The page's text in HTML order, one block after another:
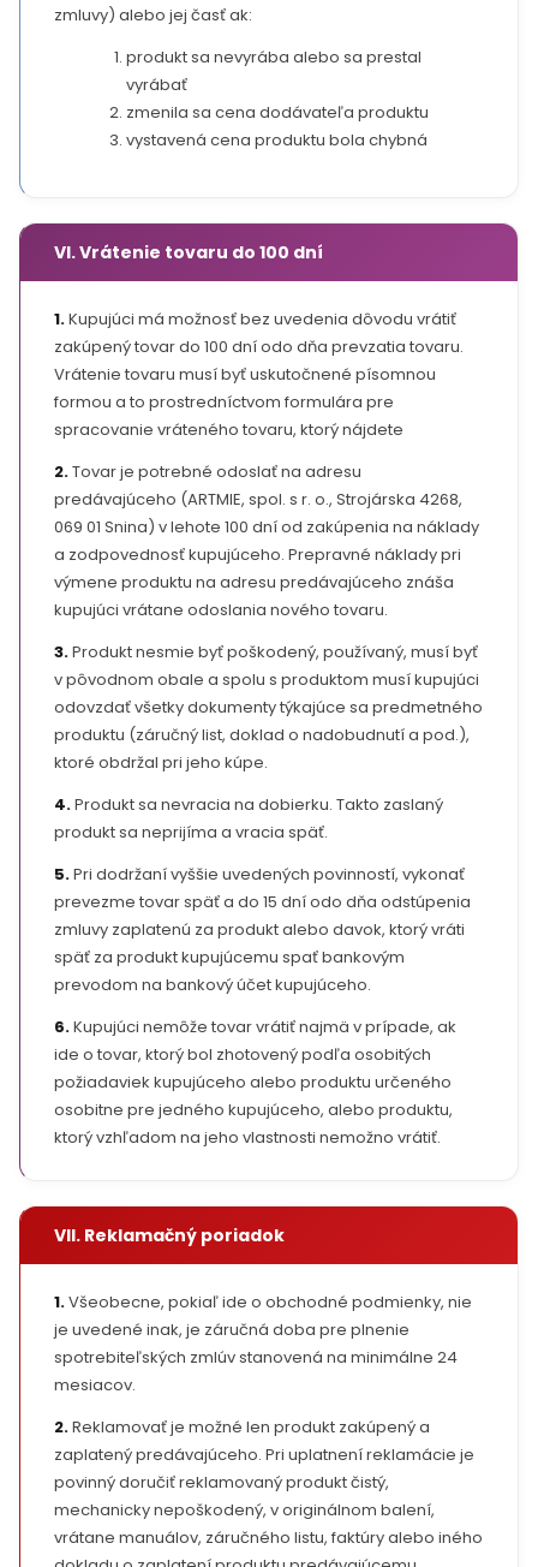
zmluvy) alebo jej časť ak:
produkt sa nevyrába alebo sa prestal
vyrábať
zmenila sa cena dodávateľa produktu
vystavená cena produktu bola chybná
VI. Vrátenie tovaru do 100 dní
1.Kupujúci má možnosť bez uvedenia dôvodu vrátiť
zakúpený tovar do 100 dní odo dňa prevzatia tovaru.
Vrátenie tovaru musí byť uskutočnené písomnou
formou a to prostredníctvom formulára pre
spracovanie vráteného tovaru, ktorý nájdete
2.Tovar je potrebné odoslať na adresu
predávajúceho (ARTMIE, spol. s r. o., Strojárska 4268,
069 01 Snina) v lehote 100 dní od zakúpenia na náklady
a zodpovednosť kupujúceho. Prepravné náklady pri
výmene produktu na adresu predávajúceho znáša
kupujúci vrátane odoslania nového tovaru.
3.Produkt nesmie byť poškodený, používaný, musí byť
v pôvodnom obale a spolu s produktom musí kupujúci
odovzdať všetky dokumenty týkajúce sa predmetného
produktu (záručný list, doklad o nadobudnutí a pod.),
ktoré obdržal pri jeho kúpe.
4.Produkt sa nevracia na dobierku. Takto zaslaný
produkt sa neprijíma a vracia späť.
5.Pri dodržaní vyššie uvedených povinností, vykonať
prevezme tovar späť a do 15 dní odo dňa odstúpenia
zmluvy zaplatenú za produkt alebo davok, ktorý vráti
späť za produkt kupujúcemu spať bankovým
prevodom na bankový účet kupujúceho.
6.Kupujúci nemôže tovar vrátiť najmä v prípade, ak
ide o tovar, ktorý bol zhotovený podľa osobitých
požiadaviek kupujúceho alebo produktu určeného
osobitne pre jedného kupujúceho, alebo produktu,
ktorý vzhľadom na jeho vlastnosti nemožno vrátiť.
VII. Reklamačný poriadok
1.Všeobecne, pokiaľ ide o obchodné podmienky, nie
je uvedené inak, je záručná doba pre plnenie
spotrebiteľských zmlúv stanovená na minimálne 24
mesiacov.
2.Reklamovať je možné len produkt zakúpený a
zaplatený predávajúceho. Pri uplatnení reklamácie je
povinný doručiť reklamovaný produkt čistý,
mechanicky nepoškodený, v originálnom balení,
vrátane manuálov, záručného listu, faktúry alebo iného